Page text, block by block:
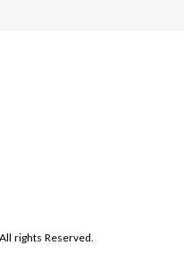
rights Reserved.